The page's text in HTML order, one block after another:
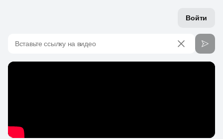
Войти
Вставьте ссылку на видео